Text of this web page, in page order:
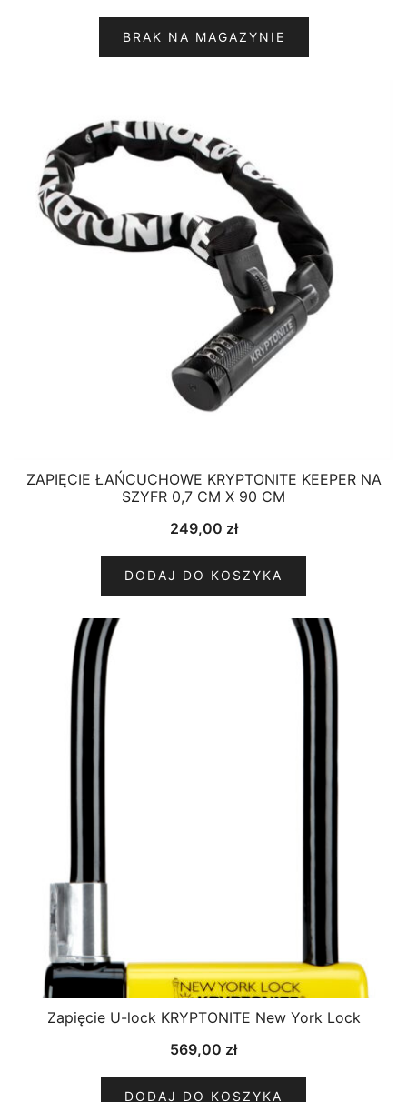
BRAK NA MAGAZYNIE
ZAPIĘCIE ŁAŃCUCHOWE KRYPTONITE KEEPER NA
SZYFR 0,7 CM X 90 CM
249,00 zł
DODAJ DO KOSZYKA
Zapięcie U-lock KRYPTONITE New York Lock
569,00 zł
DODAJ DO KOSZYKA